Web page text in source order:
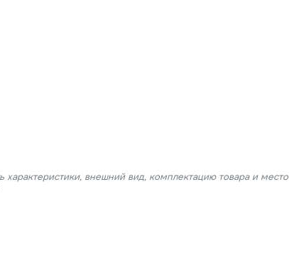
внешний вид, комплектацию товара и место